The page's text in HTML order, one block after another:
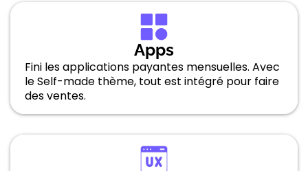
Apps
Fini les applications payantes mensuelles. Avec
le Self-made thème, tout est intégré pour faire
des ventes.